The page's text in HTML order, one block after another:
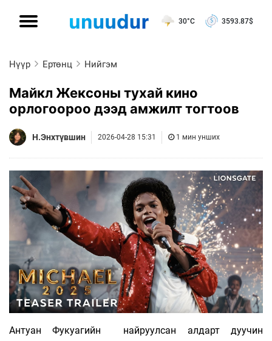
30°C 3593.87$
Нүүр Ертөнц Нийгэм
Майкл Жексоны тухай кино
орлогоороо дээд амжилт тогтоов
Н.Энхтүвшин 2026-04-28 15:31 1 мин унших
Антуан Фукуагийн найруулсан алдарт дуучин